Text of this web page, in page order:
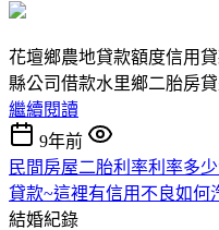
花壇鄉農地貸款額度信用
縣公司借款水里鄉二胎房
繼續閱讀
9年前
民間房屋二胎利率利率多
貸款~這裡有信用不良如何
結婚紀錄